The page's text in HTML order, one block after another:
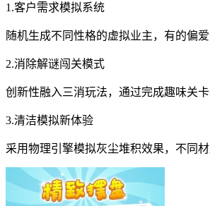
1.客户需求模拟系统
随机生成不同性格的虚拟业主，有的偏
2.消除解谜闯关模式
创新性融入三消玩法，通过完成趣味关
3.清洁模拟新体验
采用物理引擎模拟灰尘堆积效果，不同